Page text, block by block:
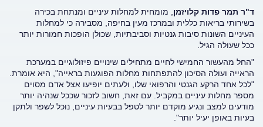
ד"ר תמר פדות קלויזמן , מומחית למחלות עיניים ומנתחת בכירה
בשירותי בריאות כללית ובמרכז מעין בחיפה, מסבירה כי למחלות
העיניים השונות סיבות גנטיות וסביבתיות, שכולן הופכות חמורות יותר
ככל שעולה הגיל.
"החל מהעשור החמישי לחיים מתחילים שינויים פיזולוגיים במערכת
הראייה ועולה הסיכון להתפתחות מחלות הפוגעות בראייה", היא אומרת.
"לכל אחד הרקע הגנטי והרפואי שלו, ולעתים יופיעו אצל אדם מסוים
מספר מחלות עיניים במקביל. עם זאת, חשוב לזכור שככל שנהיה יותר
מודעים למצב ונגיע מוקדם יותר לטפל בבעיות עיניים, נוכל לשפר ולתקן
בעיות באופן יעיל יותר".